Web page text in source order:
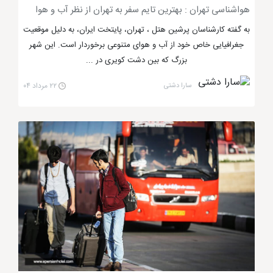
خمینی و... سپری کنند.
اقامت در تهران
غذاها و رستوران های محبوب تهران چیست؟
هواشناسی تهران : بهترین تایم سفر به تهران از نظر آب و هوا
به گفته کارشناسان پرشین هتل ، تهران، پایتخت ایران، به دلیل موقعیت
جغرافیایی خاص خود از آب و هوای متنوعی برخوردار است. این شهر
بزرگ که بین دشت کویری در ...
سارا دشتی ۲۲ مرداد ۰۴